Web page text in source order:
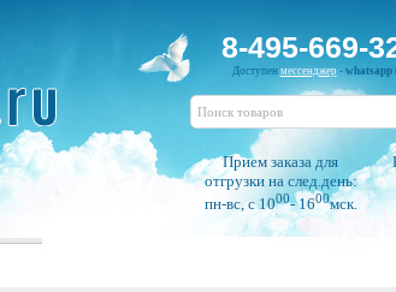
8-495-669-
Доступен мессенджер- whatsapp
Прием заказа для
отгрузки на след.день:
пн-вс, c 1000- 1600мск.